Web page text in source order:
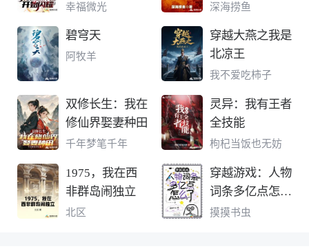
幸福微光 深海捞鱼
碧穹天
阿牧羊
穿越大燕之我是
北凉王
我不爱吃柿子
双修长生：我在
修仙界娶妻种田
千年梦笔千年
灵异：我有王者
全技能
枸杞当饭也无妨
1975，我在西
非群岛闹独立
北区
穿越游戏：人物
词条多亿点怎么
了
摸摸书虫